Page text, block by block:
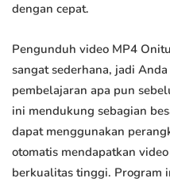
dengan cepat.
Pengunduh video MP4
sangat sederhana, jadi
pembelajaran apa pun
ini mendukung sebagian
dapat menggunakan
otomatis mendapatkan
berkualitas tinggi. Program